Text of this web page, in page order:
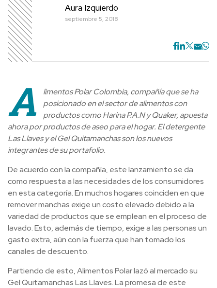
Aura Izquierdo
septiembre 5, 2018
A
limentos Polar Colombia, compañía que se ha
posicionado en el sector de alimentos con
productos como Harina P.A.N y Quaker, apuesta
ahora por productos de aseo para el hogar. El detergente
Las Llaves y el Gel Quitamanchas son los nuevos
integrantes de suportafolio.
De acuerdo con la compañía, este lanzamiento se da
como respuesta a las necesidades de los consumidores
en esta categoría. En muchos hogares coinciden en que
remover manchas exige un costo elevado debido a la
variedad de productos que se emplean en el proceso de
lavado. Esto, además de tiempo, exige a las personas un
gasto extra, aún con la fuerza que han tomado los
canales de descuento.
Partiendo de esto, Alimentos Polar lazó al mercado su
Gel Quitamanchas Las Llaves. La promesa de este